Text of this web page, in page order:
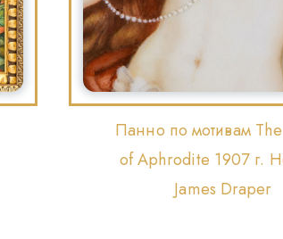
Панно по мотивам
of Aphrodite 1907 г.
James Draper